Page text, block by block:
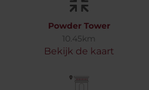
Powder Tower
10.45km
Bekijk de kaart